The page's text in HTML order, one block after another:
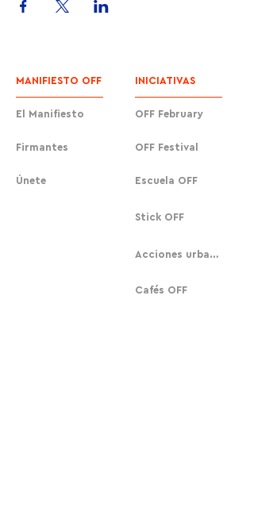
MANIFIESTO OFF
El Manifiesto
Firmantes
Únete
INICIATIVAS
OFF February
OFF Festival
Escuela OFF
Stick OFF
Acciones urbanas
Cafés OFF